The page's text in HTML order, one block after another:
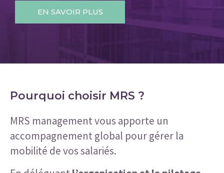
EN SAVOIR PLUS
Pourquoi choisir MRS ?
MRS management vous apporte un
accompagnement global pour gérer la
mobilité de vos salariés.